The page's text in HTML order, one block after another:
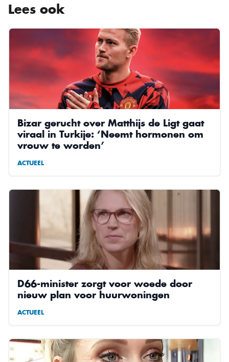
Lees ook
Bizar gerucht over Matthijs de Ligt gaat
viraal in Turkije: ‘Neemt hormonen om
vrouw te worden’
ACTUEEL
D66-minister zorgt voor woede door
nieuw plan voor huurwoningen
ACTUEEL